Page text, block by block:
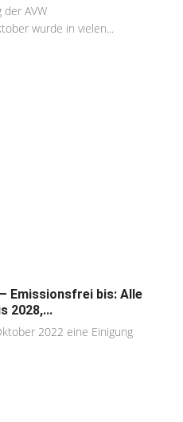
AVW
wurde in vielen...
Emissionsfrei bis: Alle
2028,...
2022 eine Einigung